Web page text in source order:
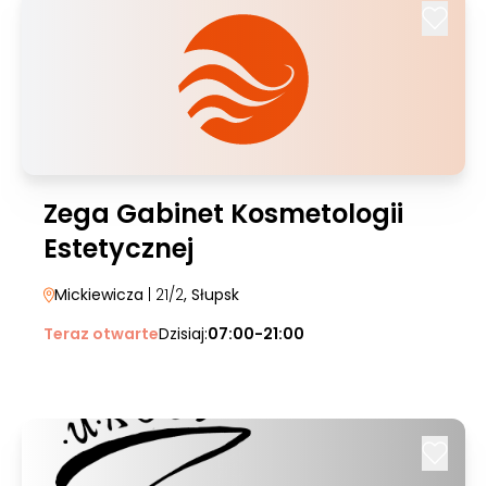
Zega Gabinet Kosmetologii
Estetycznej
Mickiewicza | 21/2, Słupsk
Teraz otwarteDzisiaj:07:00-21:00